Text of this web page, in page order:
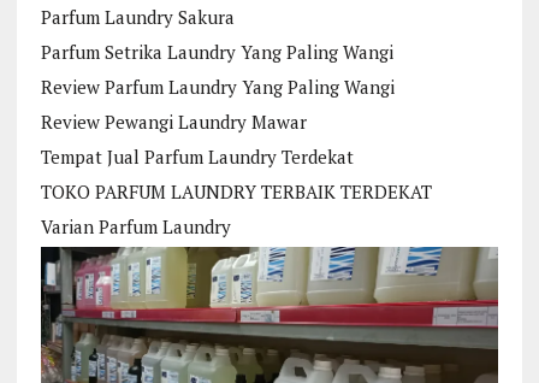
Parfum Laundry Sakura
Parfum Setrika Laundry Yang Paling Wangi
Review Parfum Laundry Yang Paling Wangi
Review Pewangi Laundry Mawar
Tempat Jual Parfum Laundry Terdekat
TOKO PARFUM LAUNDRY TERBAIK TERDEKAT
Varian Parfum Laundry